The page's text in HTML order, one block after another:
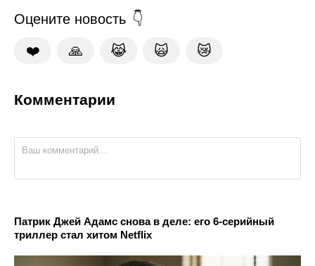
Оцените новость
❤️ 🙏 😹 🙀 😿
Комментарии
Патрик Джей Адамс снова в деле: его 6-серийный
триллер стал хитом Netflix